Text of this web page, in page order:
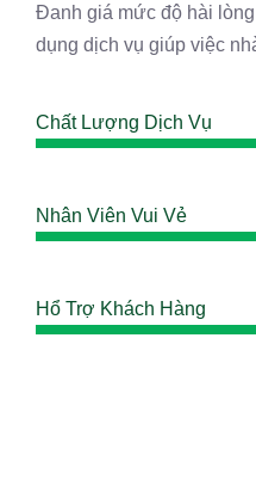
Đanh giá mức độ hài
dụng dịch vụ giúp việc
Chất Lượng Dịch Vụ
Nhân Viên Vui Vẻ
Hổ Trợ Khách Hàng